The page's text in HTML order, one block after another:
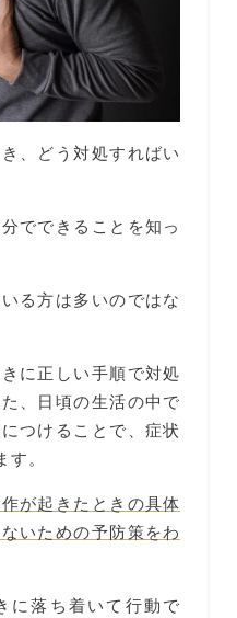
、どう対処すればい
でできることを知っ
る方は多いのではな
に正しい手順で対処
、日頃の生活の中で
つけることで、症状
。
が起きたときの具体
いための予防策をわ
に落ち着いて行動で